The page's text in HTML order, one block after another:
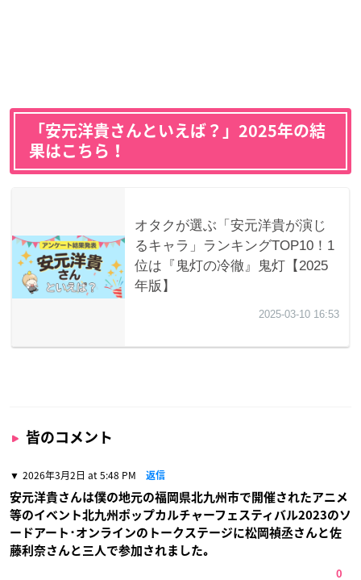
「安元洋貴さんといえば？」2025年の結
果はこちら！
皆のコメント
2026年3月2日 at 5:48 PM 返信
安元洋貴さんは僕の地元の福岡県北九州市で開催されたアニメ
等のイベント北九州ポップカルチャーフェスティバル2023のソ
ードアート･オンラインのトークステージに松岡禎丞さんと佐
藤利奈さんと三人で参加されました｡
0